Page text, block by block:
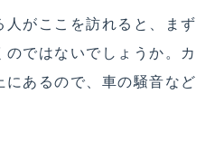
がここを訪れると、まず
ではないでしょうか。カ
あるので、車の騒音など